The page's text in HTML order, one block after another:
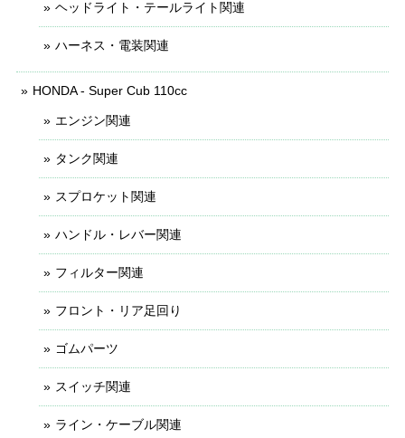
ヘッドライト・テールライト関連
ハーネス・電装関連
HONDA - Super Cub 110cc
エンジン関連
タンク関連
スプロケット関連
ハンドル・レバー関連
フィルター関連
フロント・リア足回り
ゴムパーツ
スイッチ関連
ライン・ケーブル関連